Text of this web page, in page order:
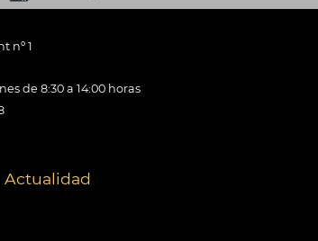
nº 1
de 8:30 a 14:00 horas
Actualidad